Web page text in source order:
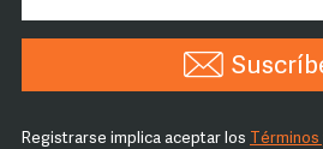
Registrarse implica aceptar los